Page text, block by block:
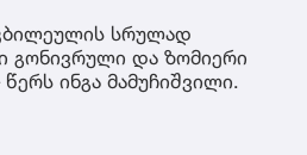
სრულად
გონივრული და ზომიერი
ინგა მამუჩიშვილი.